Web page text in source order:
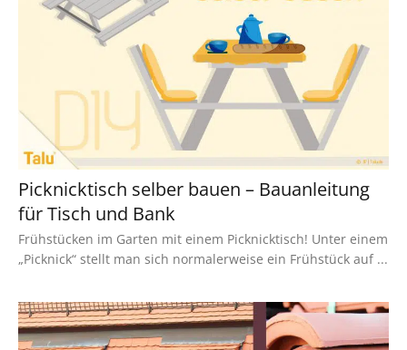
Picknicktisch selber bauen – Bauanleitung
für Tisch und Bank
Frühstücken im Garten mit einem Picknicktisch! Unter einem
„Picknick“ stellt man sich normalerweise ein Frühstück auf ...